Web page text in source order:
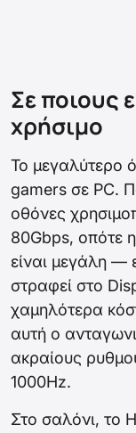
Σε ποιους
χρήσιμο
Το μεγαλύτερο
gamers σε PC.
οθόνες
80Gbps, οπότε
είναι μεγάλη —
στραφεί στο
χαμηλότερα
αυτή ο
ακραίους
1000Hz.
Στο σαλόνι, το